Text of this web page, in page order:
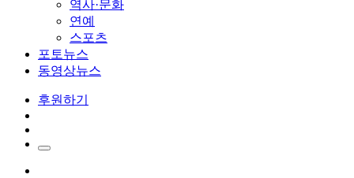
역사·문화
연예
스포츠
포토뉴스
동영상뉴스
후원하기